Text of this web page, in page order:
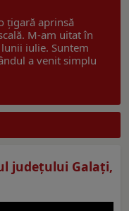
țigară aprinsă
M-am uitat în
iulie. Suntem
a venit simplu
judeţului Galaţi,